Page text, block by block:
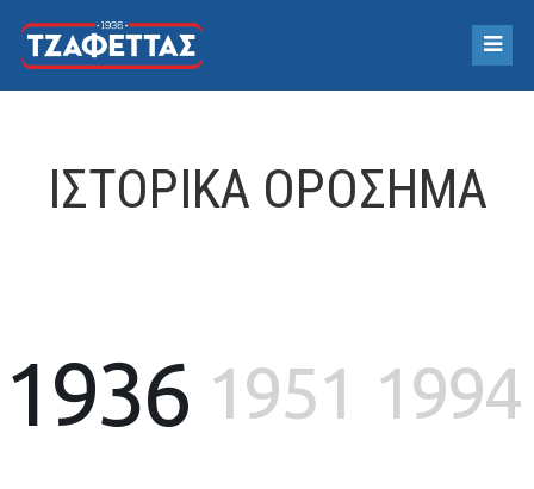
ΙΣΤΟΡΙΚΆ ΟΡΌΣΗΜΑ
1936 1951 1994